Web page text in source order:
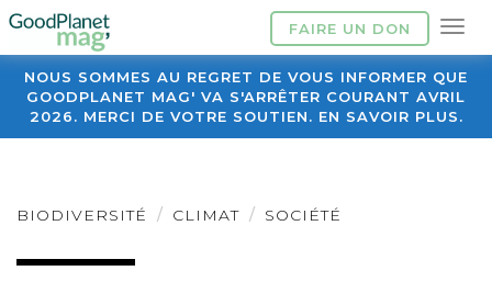
FAIRE UN DON
NOUS SOMMES AU REGRET DE VOUS INFORMER QUE
GOODPLANET MAG' VA S'ARRÊTER COURANT AVRIL
2026. MERCI DE VOTRE SOUTIEN. EN SAVOIR PLUS.
BIODIVERSITÉ CLIMAT SOCIÉTÉ